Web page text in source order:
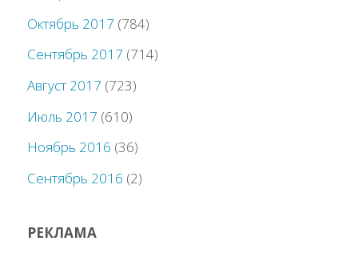
Октябрь 2017 (784)
Сентябрь 2017 (714)
Август 2017 (723)
Июль 2017 (610)
Ноябрь 2016 (36)
Сентябрь 2016 (2)
РЕКЛАМА